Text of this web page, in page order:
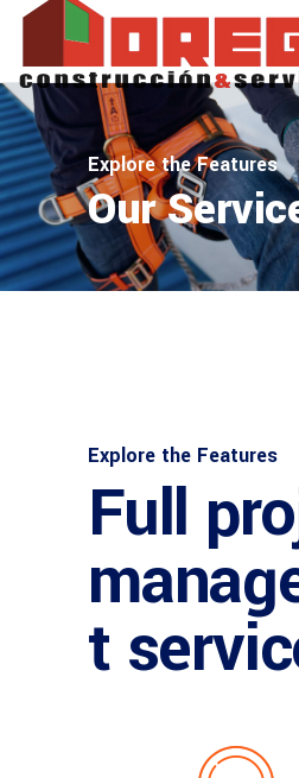
Explore the Features
Our
Explore the Features
Full
t